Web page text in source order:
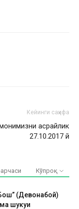
Кейинги саҳифа
асрайлик
27.10.2017 й
Кўпроқ
(Девонабой)
шукуҳи